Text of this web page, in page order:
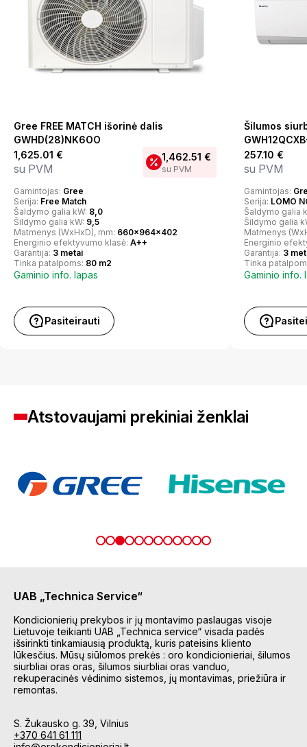
Gree FREE MATCH išorinė dalis
GWHD(28)NK6OO
1,625.01 €
su PVM
1,462.51 €
su PVM
Gamintojas: Gree
Serija: Free Match
Šaldymo galia kW: 8,0
Šildymo galia kW: 9,5
Matmenys (WxHxD), mm: 660x964x402
Energinio efektyvumo klasė: A++
Garantija: 3 metai
Tinka patalpoms: 80 m2
Gaminio info. lapas
Pasiteirauti
Šilumos
257.10 €
su PVM
Gamintojas:
Serija: LOMO
Šaldymo galia
Šildymo galia
Matmenys
Energinio
Garantija: 3
Tinka
Gaminio info.
Atstovaujami prekiniai ženklai
UAB „Technica Service“
Kondicionierių prekybos ir jų montavimo paslaugas visoje
Lietuvoje teikianti UAB „Technica service“ visada padės
išsirinkti tinkamiausią produktą, kuris pateisins kliento
lūkesčius. Mūsų siūlomos prekės : oro kondicionieriai, šilumos
siurbliai oras oras, šilumos siurbliai oras vanduo,
rekuperacinės vėdinimo sistemos, jų montavimas, priežiūra ir
remontas.
S. Žukausko g. 39, Vilnius
+370 641 61 111